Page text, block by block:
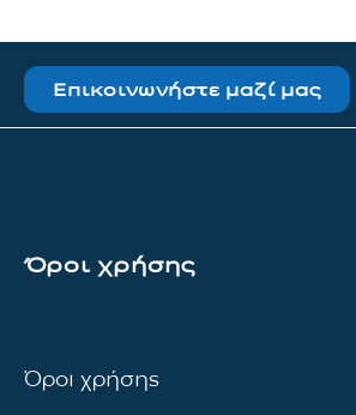
Επικοινωνήστε μαζί μας
Όροι χρήσης
Όροι χρήσης